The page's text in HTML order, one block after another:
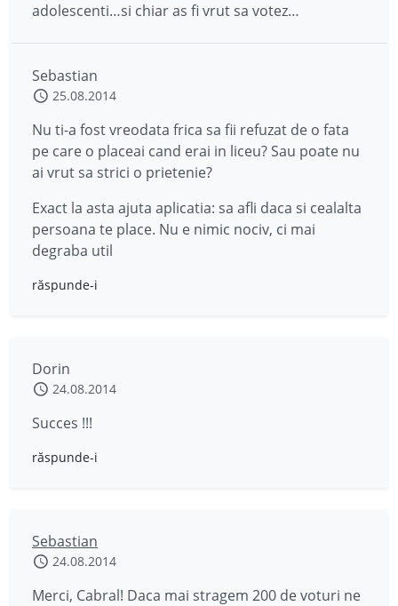
adolescenti…si chiar as fi vrut sa votez…
Sebastian
25.08.2014
Nu ti-a fost vreodata frica sa fii refuzat de o fata
pe care o placeai cand erai in liceu? Sau poate nu
ai vrut sa strici o prietenie?
Exact la asta ajuta aplicatia: sa afli daca si cealalta
persoana te place. Nu e nimic nociv, ci mai
degraba util
răspunde-i
Dorin
24.08.2014
Succes !!!
răspunde-i
Sebastian
24.08.2014
Merci, Cabral! Daca mai stragem 200 de voturi ne